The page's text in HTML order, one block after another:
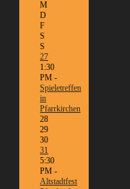
M
D
F
S
S
27
1:30
PM -
Spieletreffen
in
Pfarrkirchen
28
29
30
31
5:30
PM -
Altstadtfest